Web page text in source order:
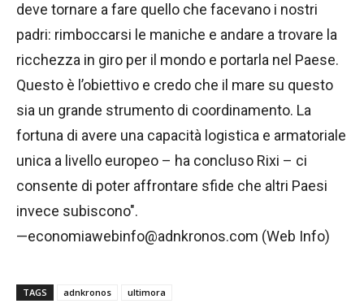
deve tornare a fare quello che facevano i nostri
padri: rimboccarsi le maniche e andare a trovare la
ricchezza in giro per il mondo e portarla nel Paese.
Questo è l’obiettivo e credo che il mare su questo
sia un grande strumento di coordinamento. La
fortuna di avere una capacità logistica e armatoriale
unica a livello europeo – ha concluso Rixi – ci
consente di poter affrontare sfide che altri Paesi
invece subiscono".
—economiawebinfo@adnkronos.com (Web Info)
TAGS adnkronos ultimora